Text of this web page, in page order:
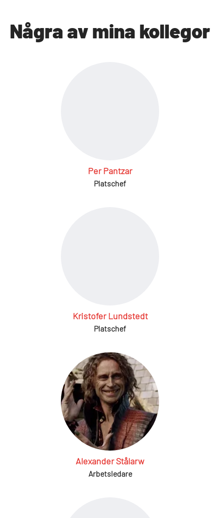
Några av mina kollegor
Per Pantzar
Platschef
Kristofer Lundstedt
Platschef
Alexander Stålarw
Arbetsledare